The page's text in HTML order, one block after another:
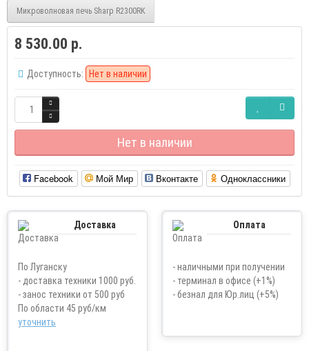
Микроволновая печь Sharp R2300RK
8 530.00 р.
Доступность: Нет в наличии
Нет в наличии
Facebook Мой Мир Вконтакте Одноклассники
Доставка
По Луганску
- доставка техники 1000 руб.
- занос техники от 500 руб
По области 45 руб/км
уточнить
Оплата
- наличными при получении
- терминал в офисе (+1%)
- безнал для Юр.лиц (+5%)